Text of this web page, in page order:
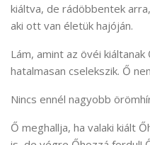
kiáltva, de rádöbbentek
aki ott van életük hajóján.
Lám, amint az övéi
hatalmasan cselekszik. Ő
Nincs ennél nagyobb
Ő meghallja, ha valaki kiált